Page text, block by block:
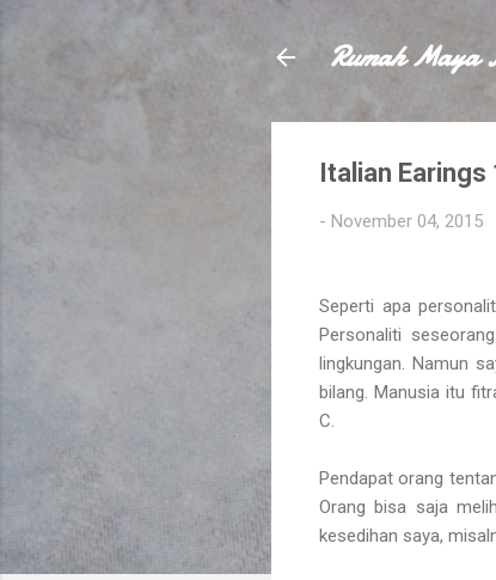
Rumah Maya
Italian
- November 04, 2015
Seperti apa
Personaliti
lingkungan. Namun
bilang. Manusia itu
C.
Pendapat orang
Orang bisa saja
kesedihan saya,